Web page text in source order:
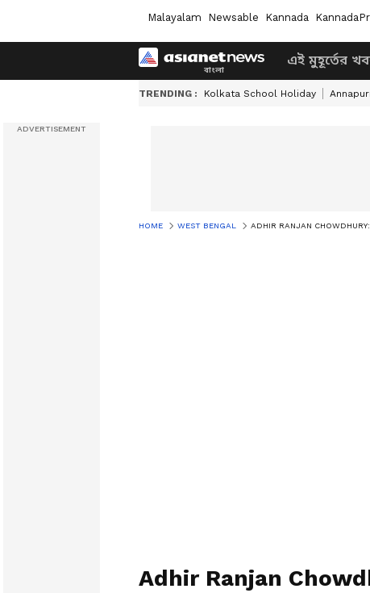
Malayalam Newsable Kannada
এই মুহূর্তের
TRENDING : Kolkata School Holiday
HOME WEST BENGAL ADHIR RANJAN CHOWDHURY: ‘মমতা
Adhir Ranjan